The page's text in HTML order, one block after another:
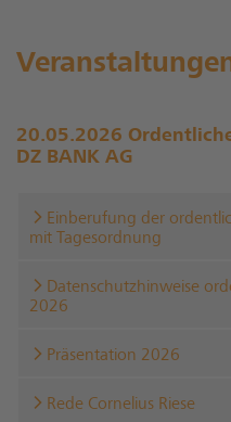
20.05.2026
DZ BANK AG
Einberufung der
mit Tagesordnung
Datenschutzhinweise
2026
Präsentation 2026
Rede Cornelius Riese